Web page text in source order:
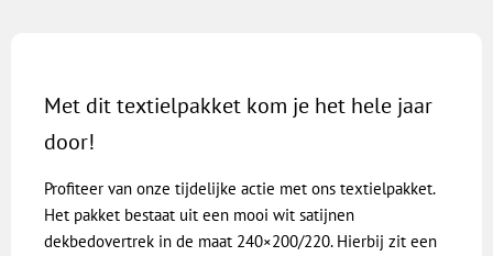
Met dit textielpakket kom je het hele jaar
door!
Profiteer van onze tijdelijke actie met ons textielpakket.
Het pakket bestaat uit een mooi wit satijnen
dekbedovertrek in de maat 240×200/220. Hierbij zit een